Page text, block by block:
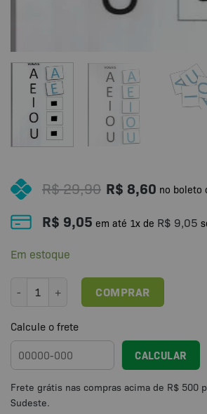
R$29,90 R$ 8,60 no boleto
R$ 9,05 em até 1x de R$ 9,05
Em estoque
Jogo Terapêutico Pareamento de vogais
COMPRAR
Calcule o frete
CALCULAR